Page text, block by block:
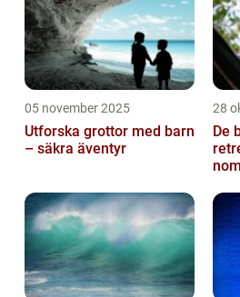
05 november 2025
Utforska grottor med barn
– säkra äventyr
28
De